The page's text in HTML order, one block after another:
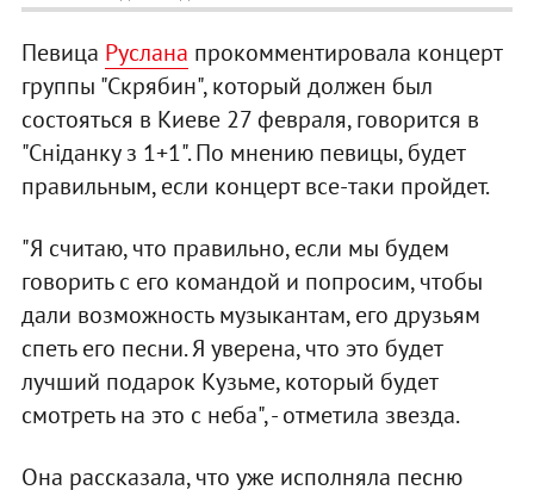
Певица Руслана прокомментировала концерт
группы "Скрябин", который должен был
состояться в Киеве 27 февраля, говорится в
"Сніданку з 1+1". По мнению певицы, будет
правильным, если концерт все-таки пройдет.
"Я считаю, что правильно, если мы будем
говорить с его командой и попросим, чтобы
дали возможность музыкантам, его друзьям
спеть его песни. Я уверена, что это будет
лучший подарок Кузьме, который будет
смотреть на это с неба", - отметила звезда.
Она рассказала, что уже исполняла песню